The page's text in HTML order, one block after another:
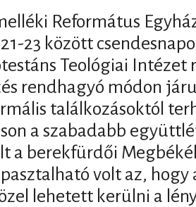
Református
23 között
Teológiai
rendhagyó módon
találkozásoktól
a szabadabb
a berekfürdői
volt az,
lehetett kerülni a